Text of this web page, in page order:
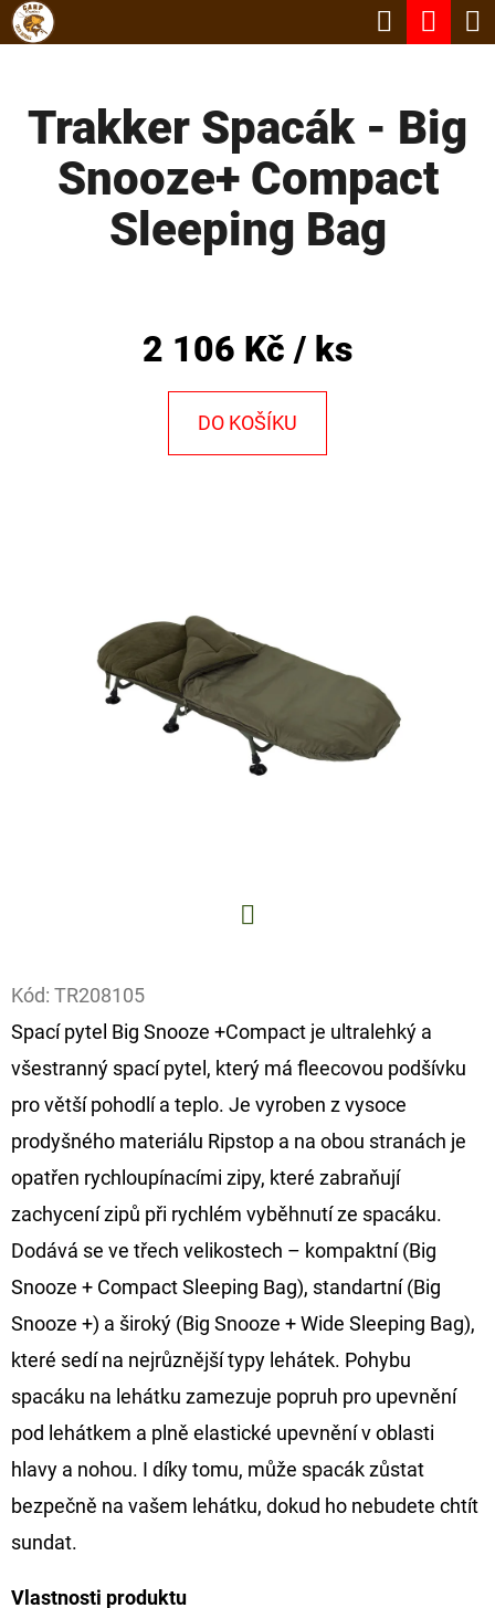
Přejít
Hledat
Trakker Spacák - Big
Snooze+ Compact
Sleeping Bag
2 106 Kč / ks
DO KOŠÍKU
Kód: TR208105
Spací pytel Big Snooze +Compact je ultralehký a
všestranný spací pytel, který má fleecovou podšívku
pro větší pohodlí a teplo. Je vyroben z vysoce
prodyšného materiálu Ripstop a na obou stranách je
opatřen rychloupínacími zipy, které zabraňují
zachycení zipů při rychlém vyběhnutí ze spacáku.
Dodává se ve třech velikostech – kompaktní (Big
Snooze + Compact Sleeping Bag), standartní (Big
Snooze +) a široký (Big Snooze + Wide Sleeping Bag),
které sedí na nejrůznější typy lehátek. Pohybu
spacáku na lehátku zamezuje popruh pro upevnění
pod lehátkem a plně elastické upevnění v oblasti
hlavy a nohou. I díky tomu, může spacák zůstat
bezpečně na vašem lehátku, dokud ho nebudete chtít
sundat.
Vlastnosti produktu
K
O
D
O
P
R
U
Č
U
J
E
M
E
FOX
SUB
FLOAT
Kč
225